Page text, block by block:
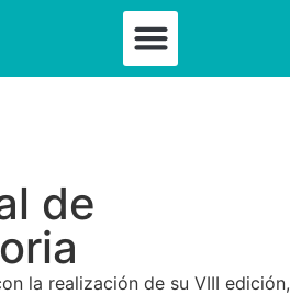
de
la realización de su VIII edición,